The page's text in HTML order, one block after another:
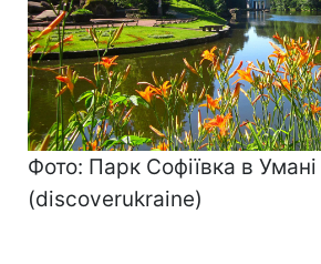
Фото: Парк Софіївка в Умані
(discoverukrainе)